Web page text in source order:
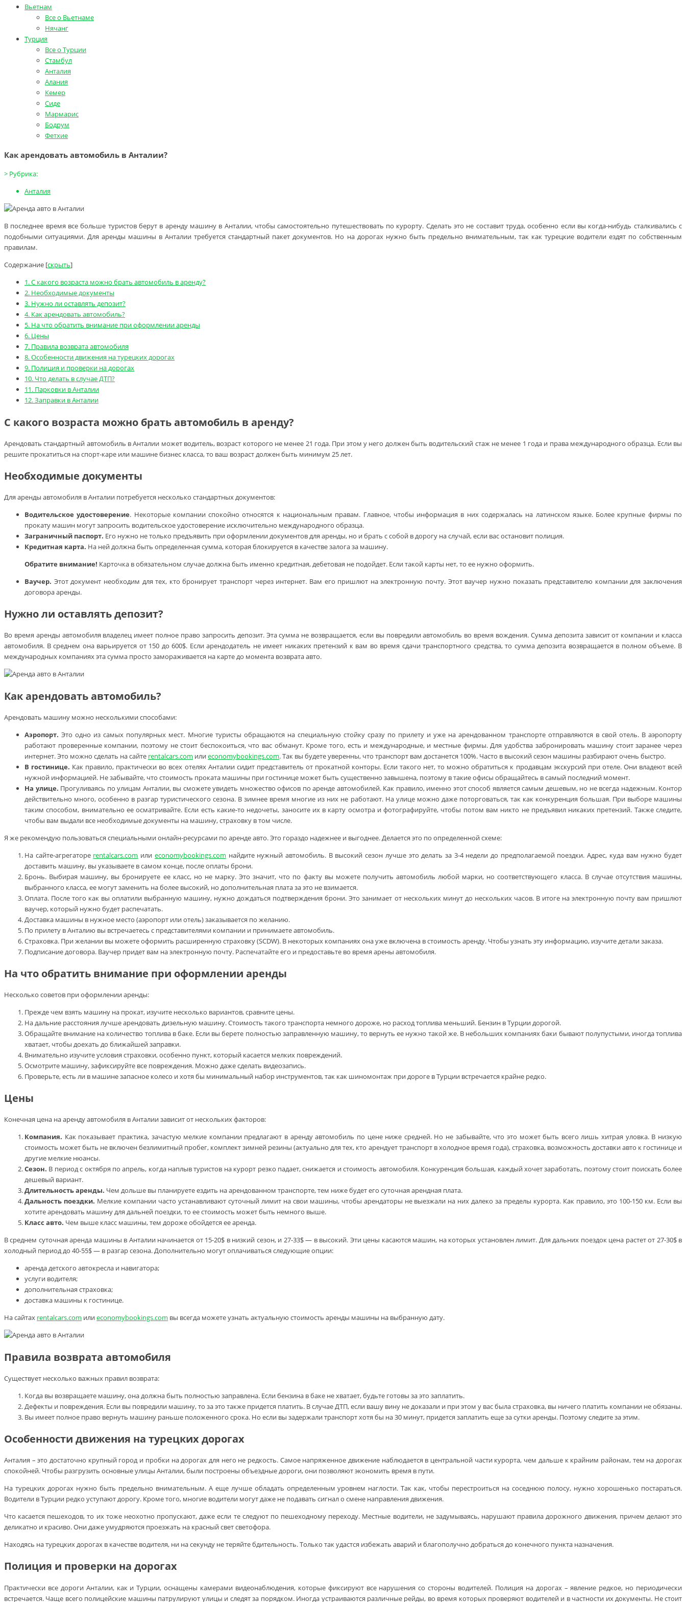
Вьетнам
Все о Вьетнаме
Нячанг
Турция
Все о Турции
Стамбул
Анталия
Алания
Кемер
Сиде
Мармарис
Бодрум
Фетхие
Как арендовать автомобиль в Анталии?
> Рубрика:
Анталия
В последнее время все больше туристов берут в аренду машину в Анталии, чтобы самостоятельно путешествовать по курорту. Сделать это не составит труда, особенно если вы когда-нибудь сталкивались с
подобными ситуациями. Для аренды машины в Анталии требуется стандартный пакет документов. Но на дорогах нужно быть предельно внимательным, так как турецкие водители ездят по собственным
правилам.
Содержание [скрыть]
1.С какого возраста можно брать автомобиль в аренду?
2. Необходимые документы
3. Нужно ли оставлять депозит?
4. Как арендовать автомобиль?
5. На что обратить внимание при оформлении аренды
6. Цены
7. Правила возврата автомобиля
8.Особенности движения на турецких дорогах
9. Полиция и проверки на дорогах
10. Что делать в случае ДТП?
11. Парковки в Анталии
12.Заправки в Анталии
С какого возраста можно брать автомобиль в аренду?
Арендовать стандартный автомобиль в Анталии может водитель, возраст которого не менее 21 года. При этом у него должен быть водительский стаж не менее 1 года и права международного образца. Если вы
решите прокатиться на спорт-каре или машине бизнес класса, то ваш возраст должен быть минимум 25 лет.
Необходимые документы
Для аренды автомобиля в Анталии потребуется несколько стандартных документов:
Водительское удостоверение. Некоторые компании спокойно относятся к национальным правам. Главное, чтобы информация в них содержалась на латинском языке. Более крупные фирмы по
прокату машин могут запросить водительское удостоверение исключительно международного образца.
Заграничный паспорт. Его нужно не только предъявить при оформлении документов для аренды, но и брать с собой в дорогу на случай, если вас остановит полиция.
Кредитная карта. На ней должна быть определенная сумма, которая блокируется в качестве залога за машину.
Обратите внимание! Карточка в обязательном случае должна быть именно кредитная, дебетовая не подойдет. Если такой карты нет, то ее нужно оформить.
Ваучер. Этот документ необходим для тех, кто бронирует транспорт через интернет. Вам его пришлют на электронную почту. Этот ваучер нужно показать представителю компании для заключения
договора аренды.
Нужно ли оставлять депозит?
Во время аренды автомобиля владелец имеет полное право запросить депозит. Эта сумма не возвращается, если вы повредили автомобиль во время вождения. Сумма депозита зависит от компании и класса
автомобиля. В среднем она варьируется от 150 до 600$. Если арендодатель не имеет никаких претензий к вам во время сдачи транспортного средства, то сумма депозита возвращается в полном объеме. В
международных компаниях эта сумма просто замораживается на карте до момента возврата авто.
Как арендовать автомобиль?
Арендовать машину можно несколькими способами:
Аэропорт. Это одно из самых популярных мест. Многие туристы обращаются на специальную стойку сразу по прилету и уже на арендованном транспорте отправляются в свой отель. В аэропорту
работают проверенные компании, поэтому не стоит беспокоиться, что вас обманут. Кроме того, есть и международные, и местные фирмы. Для удобства забронировать машину стоит заранее через
интернет. Это можно сделать на сайте rentalcars.com илиeconomybookings.com. Так вы будете уверенны, что транспорт вам достанется 100%. Часто в высокий сезон машины разбирают очень быстро.
В гостинице. Как правило, практически во всех отелях Анталии сидит представитель от прокатной конторы. Если такого нет, то можно обратиться к продавцам экскурсий при отеле. Они владеют всей
нужной информацией. Не забывайте, что стоимость проката машины при гостинице может быть существенно завышена, поэтому в такие офисы обращайтесь в самый последний момент.
На улице. Прогуливаясь по улицам Анталии, вы сможете увидеть множество офисов по аренде автомобилей. Как правило, именно этот способ является самым дешевым, но не всегда надежным. Контор
действительно много, особенно в разгар туристического сезона. В зимнее время многие из них не работают. На улице можно даже поторговаться, так как конкуренция большая. При выборе машины
таким способом, внимательно ее осматривайте. Если есть какие-то недочеты, заносите их в карту осмотра и фотографируйте, чтобы потом вам никто не предъявил никаких претензий. Также следите,
чтобы вам выдали все необходимые документы на машину, страховку в том числе.
Я же рекомендую пользоваться специальными онлайн-ресурсами по аренде авто. Это гораздо надежнее и выгоднее. Делается это по определенной схеме:
На сайте-агрегаторе rentalcars.com или economybookings.com найдите нужный автомобиль. В высокий сезон лучше это делать за 3-4 недели до предполагаемой поездки. Адрес, куда вам нужно будет
доставить машину, вы указываете в самом конце, после оплаты брони.
Бронь. Выбирая машину, вы бронируете ее класс, но не марку. Это значит, что по факту вы можете получить автомобиль любой марки, но соответствующего класса. В случае отсутствия машины,
выбранного класса, ее могут заменить на более высокий, но дополнительная плата за это не взимается.
Оплата. После того как вы оплатили выбранную машину, нужно дождаться подтверждения брони. Это занимает от нескольких минут до нескольких часов. В итоге на электронную почту вам пришлют
ваучер, который нужно будет распечатать.
Доставка машины в нужное место (аэропорт или отель) заказывается по желанию.
По прилету в Анталию вы встречаетесь с представителями компании и принимаете автомобиль.
Страховка. При желании вы можете оформить расширенную страховку (SCDW). В некоторых компаниях она уже включена в стоимость аренду. Чтобы узнать эту информацию, изучите детали заказа.
Подписание договора. Ваучер придет вам на электронную почту. Распечатайте его и предоставьте во время арены автомобиля.
На что обратить внимание при оформлении аренды
Несколько советов при оформлении аренды:
Прежде чем взять машину на прокат, изучите несколько вариантов, сравните цены.
На дальние расстояния лучше арендовать дизельную машину. Стоимость такого транспорта немного дороже, но расход топлива меньший. Бензин в Турции дорогой.
Обращайте внимание на количество топлива в баке. Если вы берете полностью заправленную машину, то вернуть ее нужно такой же. В небольших компаниях баки бывают полупустыми, иногда топлива
хватает, чтобы доехать до ближайшей заправки.
Внимательно изучите условия страховки, особенно пункт, который касается мелких повреждений.
Осмотрите машину, зафиксируйте все повреждения. Можно даже сделать видеозапись.
Проверьте, есть ли в машине запасное колесо и хотя бы минимальный набор инструментов, так как шиномонтаж при дороге в Турции встречается крайне редко.
Цены
Конечная цена на аренду автомобиля в Анталии зависит от нескольких факторов:
Компания. Как показывает практика, зачастую мелкие компании предлагают в аренду автомобиль по цене ниже средней. Но не забывайте, что это может быть всего лишь хитрая уловка. В низкую
стоимость может быть не включен безлимитный пробег, комплект зимней резины (актуально для тех, кто арендует транспорт в холодное время года), страховка, возможность доставки авто к гостинице и
другие мелкие нюансы.
Сезон. В период с октября по апрель, когда наплыв туристов на курорт резко падает, снижается и стоимость автомобиля. Конкуренция большая, каждый хочет заработать, поэтому стоит поискать более
дешевый вариант.
Длительность аренды. Чем дольше вы планируете ездить на арендованном транспорте, тем ниже будет его суточная арендная плата.
Дальность поездки. Мелкие компании часто устанавливают суточный лимит на свои машины, чтобы арендаторы не выезжали на них далеко за пределы курорта. Как правило, это 100-150 км. Если вы
хотите арендовать машину для дальней поездки, то ее стоимость может быть немного выше.
Класс авто. Чем выше класс машины, тем дороже обойдется ее аренда.
В среднем суточная аренда машины в Анталии начинается от 15-20$ в низкий сезон, и 27-33$ — в высокий. Эти цены касаются машин, на которых установлен лимит. Для дальних поездок цена растет от 27-30$ в
холодный период до 40-55$ — в разгар сезона. Дополнительно могут оплачиваться следующие опции:
аренда детского автокресла и навигатора;
услуги водителя;
дополнительная страховка;
доставка машины к гостинице.
На сайтах rentalcars.com илиeconomybookings.com вы всегда можете узнать актуальную стоимость аренды машины на выбранную дату.
Правила возврата автомобиля
Существует несколько важных правил возврата:
Когда вы возвращаете машину, она должна быть полностью заправлена. Если бензина в баке не хватает, будьте готовы за это заплатить.
Дефекты и повреждения. Если вы повредили машину, то за это также придется платить. В случае ДТП, если вашу вину не доказали и при этом у вас была страховка, вы ничего платить компании не обязаны.
Вы имеет полное право вернуть машину раньше положенного срока. Но если вы задержали транспорт хотя бы на 30 минут, придется заплатить еще за сутки аренды. Поэтому следите за этим.
Особенности движения на турецких дорогах
Анталия – это достаточно крупный город и пробки на дорогах для него не редкость. Самое напряженное движение наблюдается в центральной части курорта, чем дальше к крайним районам, тем на дорогах
спокойней. Чтобы разгрузить основные улицы Анталии, были построены объездные дороги, они позволяют экономить время в пути.
На турецких дорогах нужно быть предельно внимательным. А еще лучше обладать определенным уровнем наглости. Так как, чтобы перестроиться на соседнюю полосу, нужно хорошенько постараться.
Водители в Турции редко уступают дорогу. Кроме того, многие водители могут даже не подавать сигнал о смене направления движения.
Что касается пешеходов, то их тоже неохотно пропускают, даже если те следуют по пешеходному переходу. Местные водители, не задумываясь, нарушают правила дорожного движения, причем делают это
деликатно и красиво. Они даже умудряются проезжать на красный свет светофора.
Находясь на турецких дорогах в качестве водителя, ни на секунду не теряйте бдительность. Только так удастся избежать аварий и благополучно добраться до конечного пункта назначения.
Полиция и проверки на дорогах
Практически все дороги Анталии, как и Турции, оснащены камерами видеонаблюдения, которые фиксируют все нарушения со стороны водителей. Полиция на дорогах – явление редкое, но периодически
встречается. Чаще всего полицейские машины патрулируют улицы и следят за порядком. Иногда устраиваются различные рейды, во время которых проверяют водителей и в частности их документы. Не стоит